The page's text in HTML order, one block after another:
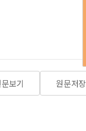
보기 원문저장